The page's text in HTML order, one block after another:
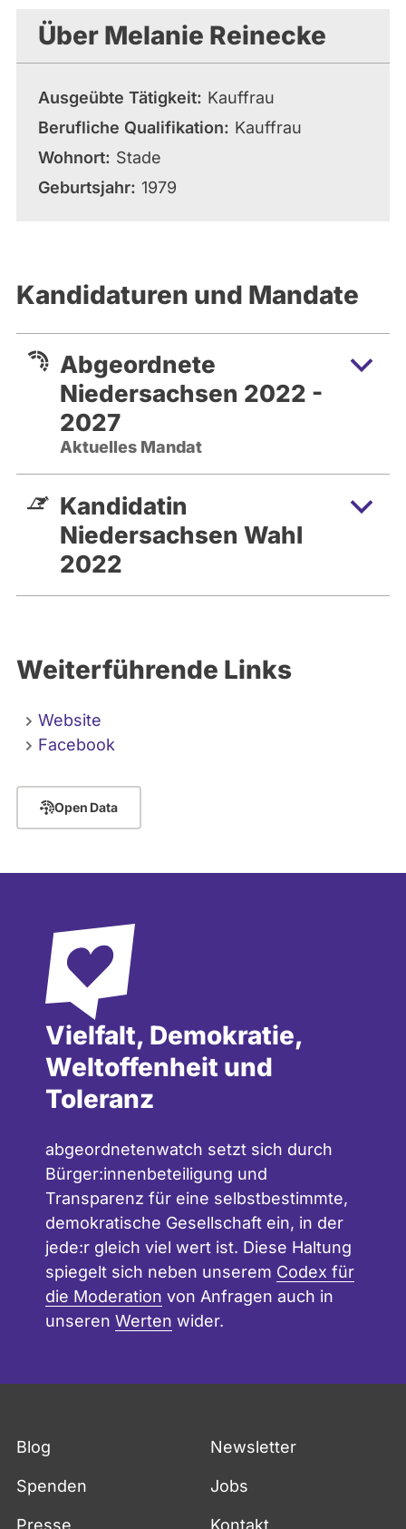
Über Melanie Reinecke
Ausgeübte Tätigkeit
Kauffrau
Berufliche Qualifikation
Kauffrau
Wohnort
Stade
Geburtsjahr 1979
Kandidaturen und Mandate
Abgeordnete
Niedersachsen 2022 -
2027
Aktuelles Mandat
Kandidatin
Niedersachsen Wahl
2022
Weiterführende Links
Website
Facebook
Open Data
Vielfalt, Demokratie,
Weltoffenheit und
Toleranz
abgeordnetenwatch setzt sich durch
Bürger:innenbeteiligung und
Transparenz für eine selbstbestimmte,
demokratische Gesellschaft ein, in der
jede:r gleich viel wert ist. Diese Haltung
spiegelt sich neben unserem Codex für
die Moderation von Anfragen auch in
unseren Werten wider.
Blog Newsletter
Spenden Jobs
Presse Kontakt